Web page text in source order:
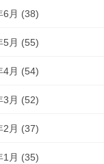
6月 (38)
5月 (55)
4月 (54)
3月 (52)
2月 (37)
1月 (35)